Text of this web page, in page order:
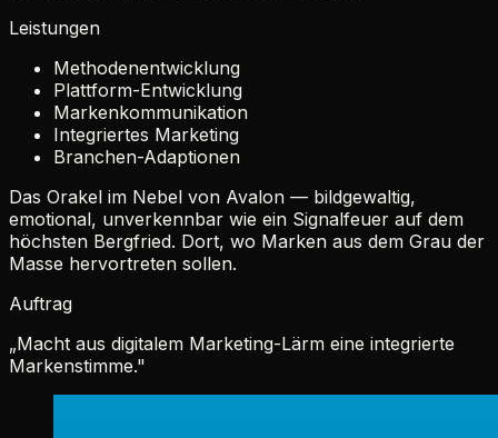
Leistungen
Methodenentwicklung
Plattform-Entwicklung
Markenkommunikation
Integriertes Marketing
Branchen-Adaptionen
Das Orakel im Nebel von Avalon — bildgewaltig,
emotional, unverkennbar wie ein Signalfeuer auf dem
höchsten Bergfried. Dort, wo Marken aus dem Grau der
Masse hervortreten sollen.
Auftrag
„Macht aus digitalem Marketing-Lärm eine integrierte
Markenstimme."